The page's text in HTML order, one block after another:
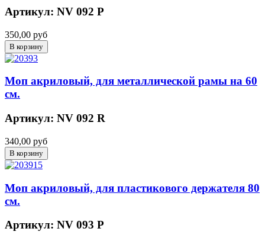
Артикул: NV 092 P
350,00 руб
Моп акриловый, для металлической рамы на 60
см.
Артикул: NV 092 R
340,00 руб
Моп акриловый, для пластикового держателя 80
см.
Артикул: NV 093 P